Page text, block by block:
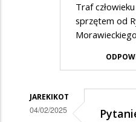
Traf
sprzętem od
Morawieckiego
JAREKIKOT
04/02/2025